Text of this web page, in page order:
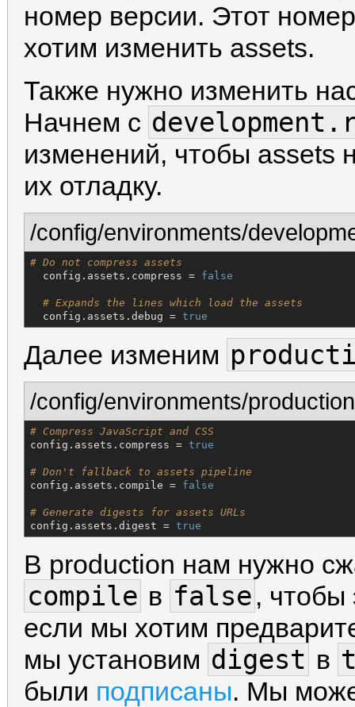
номер версии. Этот
хотим изменить assets.
Также нужно изменить
Начнем с
изменений, чтобы assets
их отладку.
/config/environments/
# Do not compress assets
  config.assets.compress =
false
# Expands the lines which load the assets
  config.assets.debug =
true
Далее изменим
/config/environments/
# Compress JavaScript and CSS
config.assets.compress = true
# Don't fallback to assets pipeline
config.assets.compile = false
# Generate digests for assets URLs
config.assets.digest = true
В production нам нужно
compile в false , чтобы
если мы хотим
мы установим digest в
были подписаны. Мы